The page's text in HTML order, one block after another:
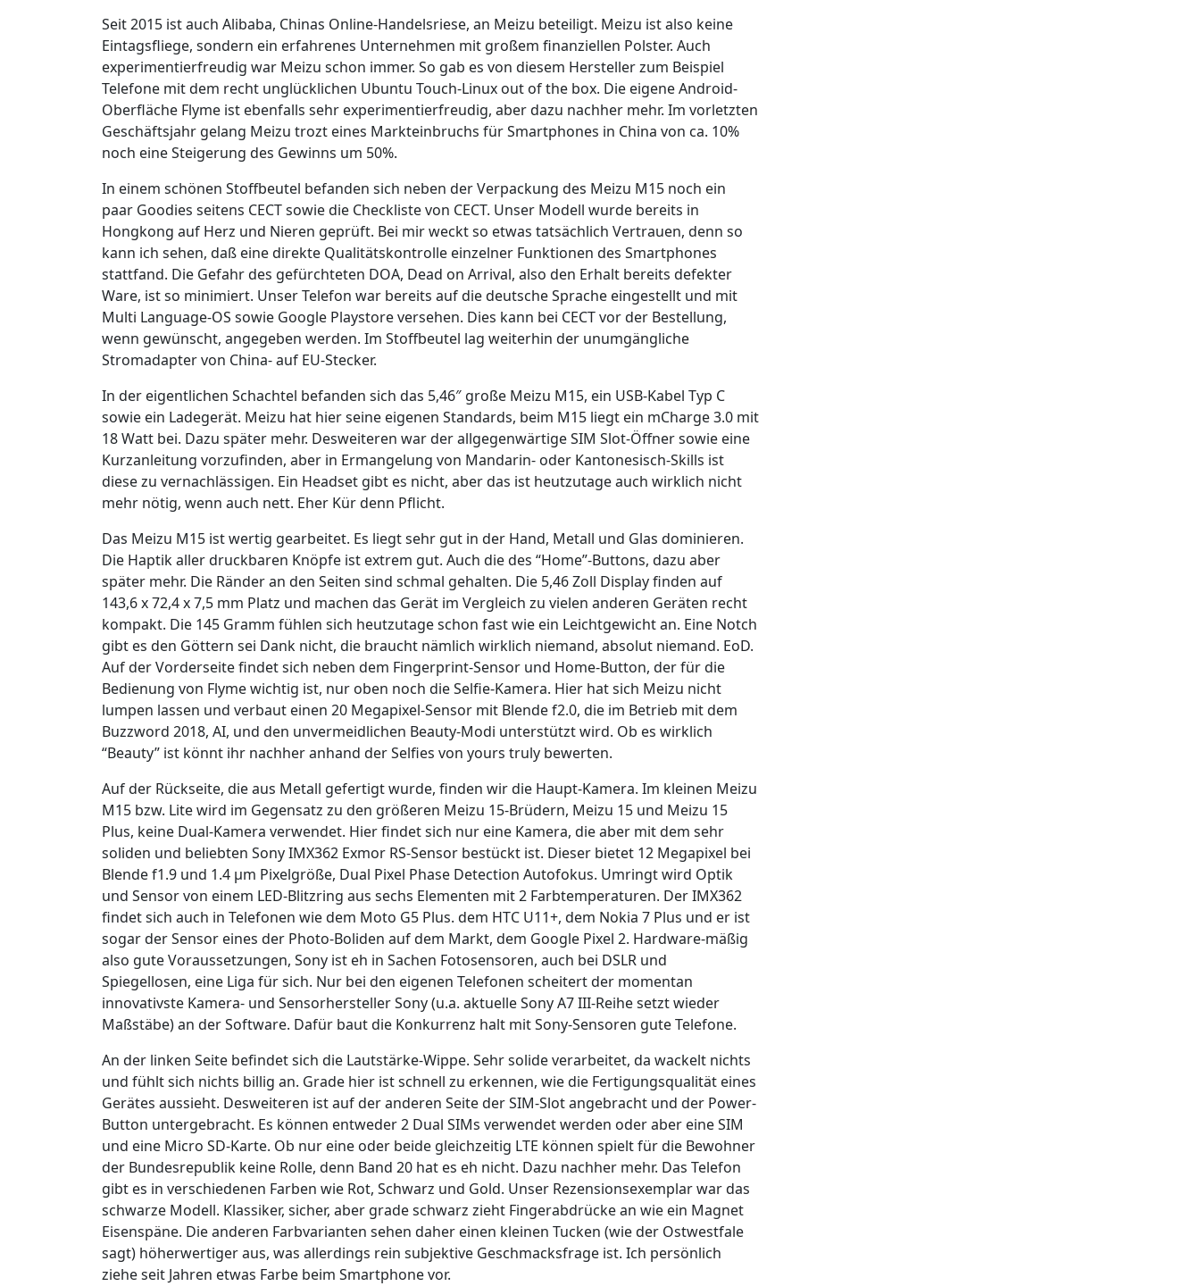
Seit 2015 ist auch Alibaba, Chinas Online-Handelsriese, an Meizu beteiligt. Meizu ist also keine
Eintagsfliege, sondern ein erfahrenes Unternehmen mit großem finanziellen Polster. Auch
experimentierfreudig war Meizu schon immer. So gab es von diesem Hersteller zum Beispiel
Telefone mit dem recht unglücklichen Ubuntu Touch-Linux out of the box. Die eigene Android-
Oberfläche Flyme ist ebenfalls sehr experimentierfreudig, aber dazu nachher mehr. Im vorletzten
Geschäftsjahr gelang Meizu trozt eines Markteinbruchs für Smartphones in China von ca. 10%
noch eine Steigerung des Gewinns um 50%.
In einem schönen Stoffbeutel befanden sich neben der Verpackung des Meizu M15 noch ein
paar Goodies seitens CECT sowie die Checkliste von CECT. Unser Modell wurde bereits in
Hongkong auf Herz und Nieren geprüft. Bei mir weckt so etwas tatsächlich Vertrauen, denn so
kann ich sehen, daß eine direkte Qualitätskontrolle einzelner Funktionen des Smartphones
stattfand. Die Gefahr des gefürchteten DOA, Dead on Arrival, also den Erhalt bereits defekter
Ware, ist so minimiert. Unser Telefon war bereits auf die deutsche Sprache eingestellt und mit
Multi Language-OS sowie Google Playstore versehen. Dies kann bei CECT vor der Bestellung,
wenn gewünscht, angegeben werden. Im Stoffbeutel lag weiterhin der unumgängliche
Stromadapter von China- auf EU-Stecker.
In der eigentlichen Schachtel befanden sich das 5,46″ große Meizu M15, ein USB-Kabel Typ C
sowie ein Ladegerät. Meizu hat hier seine eigenen Standards, beim M15 liegt ein mCharge 3.0 mit
18 Watt bei. Dazu später mehr. Desweiteren war der allgegenwärtige SIM Slot-Öffner sowie eine
Kurzanleitung vorzufinden, aber in Ermangelung von Mandarin- oder Kantonesisch-Skills ist
diese zu vernachlässigen. Ein Headset gibt es nicht, aber das ist heutzutage auch wirklich nicht
mehr nötig, wenn auch nett. Eher Kür denn Pflicht.
Das Meizu M15 ist wertig gearbeitet. Es liegt sehr gut in der Hand, Metall und Glas dominieren.
Die Haptik aller druckbaren Knöpfe ist extrem gut. Auch die des “Home”-Buttons, dazu aber
später mehr. Die Ränder an den Seiten sind schmal gehalten. Die 5,46 Zoll Display finden auf
143,6 x 72,4 x 7,5 mm Platz und machen das Gerät im Vergleich zu vielen anderen Geräten recht
kompakt. Die 145 Gramm fühlen sich heutzutage schon fast wie ein Leichtgewicht an. Eine Notch
gibt es den Göttern sei Dank nicht, die braucht nämlich wirklich niemand, absolut niemand. EoD.
Auf der Vorderseite findet sich neben dem Fingerprint-Sensor und Home-Button, der für die
Bedienung von Flyme wichtig ist, nur oben noch die Selfie-Kamera. Hier hat sich Meizu nicht
lumpen lassen und verbaut einen 20 Megapixel-Sensor mit Blende f2.0, die im Betrieb mit dem
Buzzword 2018, AI, und den unvermeidlichen Beauty-Modi unterstützt wird. Ob es wirklich
“Beauty” ist könnt ihr nachher anhand der Selfies von yours truly bewerten.
Auf der Rückseite, die aus Metall gefertigt wurde, finden wir die Haupt-Kamera. Im kleinen Meizu
M15 bzw. Lite wird im Gegensatz zu den größeren Meizu 15-Brüdern, Meizu 15 und Meizu 15
Plus, keine Dual-Kamera verwendet. Hier findet sich nur eine Kamera, die aber mit dem sehr
soliden und beliebten Sony IMX362 Exmor RS-Sensor bestückt ist. Dieser bietet 12 Megapixel bei
Blende f1.9 und 1.4 µm Pixelgröße, Dual Pixel Phase Detection Autofokus. Umringt wird Optik
und Sensor von einem LED-Blitzring aus sechs Elementen mit 2 Farbtemperaturen. Der IMX362
findet sich auch in Telefonen wie dem Moto G5 Plus. dem HTC U11+, dem Nokia 7 Plus und er ist
sogar der Sensor eines der Photo-Boliden auf dem Markt, dem Google Pixel 2. Hardware-mäßig
also gute Voraussetzungen, Sony ist eh in Sachen Fotosensoren, auch bei DSLR und
Spiegellosen, eine Liga für sich. Nur bei den eigenen Telefonen scheitert der momentan
innovativste Kamera- und Sensorhersteller Sony (u.a. aktuelle Sony A7 III-Reihe setzt wieder
Maßstäbe) an der Software. Dafür baut die Konkurrenz halt mit Sony-Sensoren gute Telefone.
An der linken Seite befindet sich die Lautstärke-Wippe. Sehr solide verarbeitet, da wackelt nichts
und fühlt sich nichts billig an. Grade hier ist schnell zu erkennen, wie die Fertigungsqualität eines
Gerätes aussieht. Desweiteren ist auf der anderen Seite der SIM-Slot angebracht und der Power-
Button untergebracht. Es können entweder 2 Dual SIMs verwendet werden oder aber eine SIM
und eine Micro SD-Karte. Ob nur eine oder beide gleichzeitig LTE können spielt für die Bewohner
der Bundesrepublik keine Rolle, denn Band 20 hat es eh nicht. Dazu nachher mehr. Das Telefon
gibt es in verschiedenen Farben wie Rot, Schwarz und Gold. Unser Rezensionsexemplar war das
schwarze Modell. Klassiker, sicher, aber grade schwarz zieht Fingerabdrücke an wie ein Magnet
Eisenspäne. Die anderen Farbvarianten sehen daher einen kleinen Tucken (wie der Ostwestfale
sagt) höherwertiger aus, was allerdings rein subjektive Geschmacksfrage ist. Ich persönlich
ziehe seit Jahren etwas Farbe beim Smartphone vor.